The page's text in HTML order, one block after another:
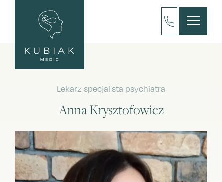
Lekarz specjalista psychiatra
Anna Krysztofowicz